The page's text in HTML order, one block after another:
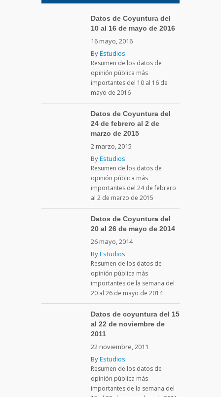
Datos de Coyuntura del
10 al 16 de mayo de 2016
16 mayo, 2016
ByEstudios
Resumen de los datos de
opinión pública más
importantes del 10 al 16 de
mayo de 2016
Datos de Coyuntura del
24 de febrero al 2 de
marzo de 2015
2 marzo, 2015
ByEstudios
Resumen de los datos de
opinión pública más
importantes del 24 de febrero
al 2 de marzo de 2015
Datos de Coyuntura del
20 al 26 de mayo de 2014
26 mayo, 2014
ByEstudios
Resumen de los datos de
opinión pública más
importantes de la semana del
20 al 26 de mayo de 2014
Datos de coyuntura del 15
al 22 de noviembre de
2011
22 noviembre, 2011
ByEstudios
Resumen de los datos de
opinión pública más
importantes de la semana del